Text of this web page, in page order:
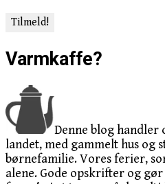
Varmkaffe?
Denne blog handler
landet, med gammelt hus og
børnefamilie. Vores ferier,
alene. Gode opskrifter og